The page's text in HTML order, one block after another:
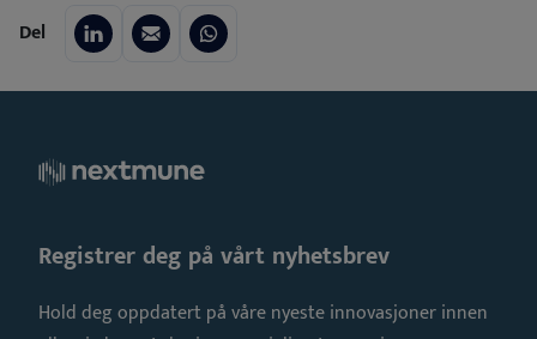
Del
Registrer deg på vårt nyhetsbrev
Hold deg oppdatert på våre nyeste innovasjoner innen